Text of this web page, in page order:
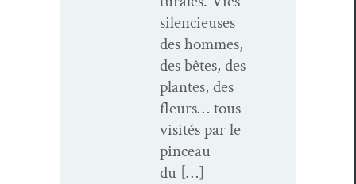
silen­cieuses
des hommes,
des bêtes, des
plantes, des
fleurs… tous
vis­ités par le
pinceau
du […]